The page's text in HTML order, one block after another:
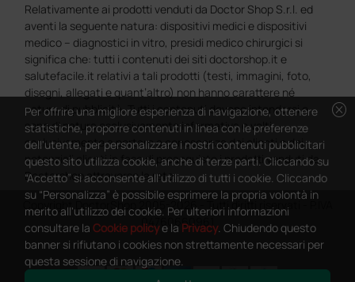
Relativamente ai prodotti venduti da Doctor Shop S.r.l. ed
aventi la seguente natura: dispositivi medici e dispositivi
medico – diagnostici in vitro, presidi medico chirurgici si
significa che: tutti i contenuti dei siti doctorshop.it e
salutefacile.it relativi a tali prodotti (testi, immagini, foto,
disegni, allegati e quant’altro) non hanno carattere né
natura di pubblicità. Tutti i contenuti devono intendersi e
sono di natura esclusivamente informativa e volti
esclusivamente a portare a conoscenza dei clienti e dei
potenziali clienti in fase di preacquisto i prodotti venduti da
Doctorshop attraverso la rete.
Copyright DoctorShop 2005-2026 - Tutti diritti riservati - P.IVA
04760660961
cancel
Per offrire una migliore esperienza di navigazione, ottenere
statistiche, proporre contenuti in linea con le preferenze
dell'utente, per personalizzare i nostri contenuti pubblicitari
questo sito utilizza cookie, anche di terze parti. Cliccando su
“Accetto” si acconsente all'utilizzo di tutti i cookie. Cliccando
su “Personalizza” è possibile esprimere la propria volontà in
merito all'utilizzo dei cookie. Per ulteriori informazioni
consultare la Cookie policye la Privacy. Chiudendo questo
banner si rifiutano i cookies non strettamente necessari per
questa sessione di navigazione.